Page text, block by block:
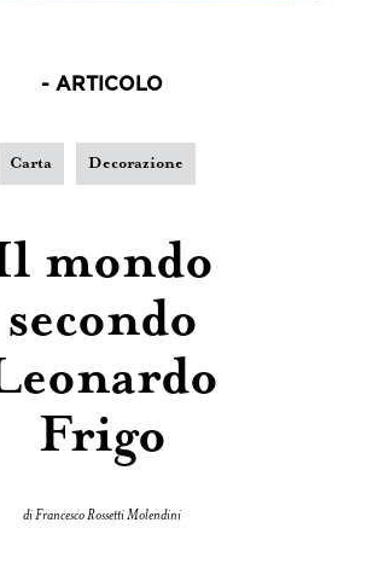
- ARTICOLO
Carta Decorazione
mondo
secondo
Frigo
di Francesco Rossetti Molendini